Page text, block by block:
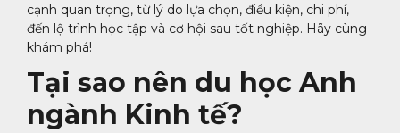
cạnh quan trọng, từ lý do lựa chọn, điều kiện, chi phí,
đến lộ trình học tập và cơ hội sau tốt nghiệp. Hãy cùng
khám phá!
Tại sao nên du học Anh
ngành Kinh tế?